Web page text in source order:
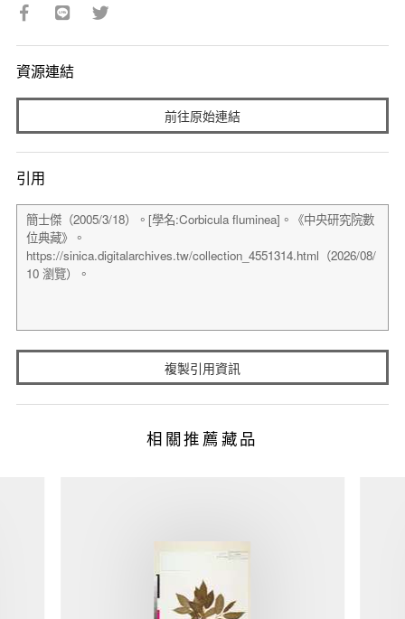
資源連結
前往原始連結
引用
複製引用資訊
相關推薦藏品